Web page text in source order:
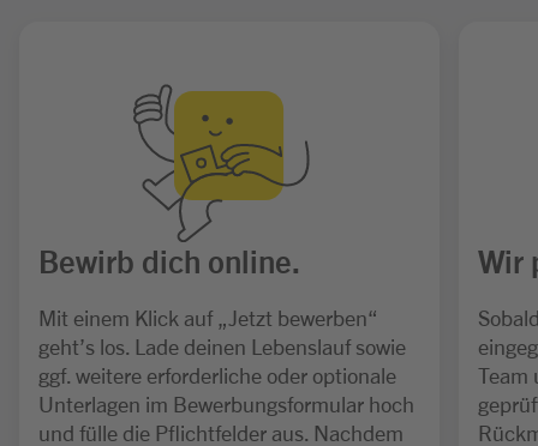
Bewirb dich online.
Mit einem Klick auf „Jetzt bewerben“
geht’s los. Lade deinen Lebenslauf sowie
ggf. weitere erforderliche oder optionale
Unterlagen im Bewerbungsformular hoch
und fülle die Pflichtfelder aus. Nachdem
Wir
Team